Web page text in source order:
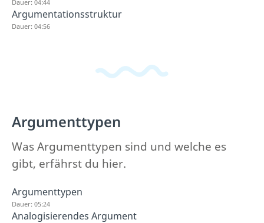
Dauer: 04:44
Argumentationsstruktur
Dauer: 04:56
Argumenttypen
Was Argumenttypen sind und welche es
gibt, erfährst du hier.
Argumenttypen
Dauer: 05:24
Analogisierendes Argument